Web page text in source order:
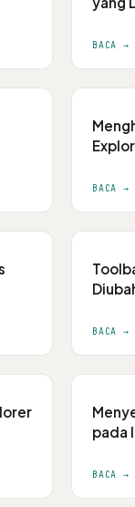
BACA →
BACA →
BACA →
pada
BACA →